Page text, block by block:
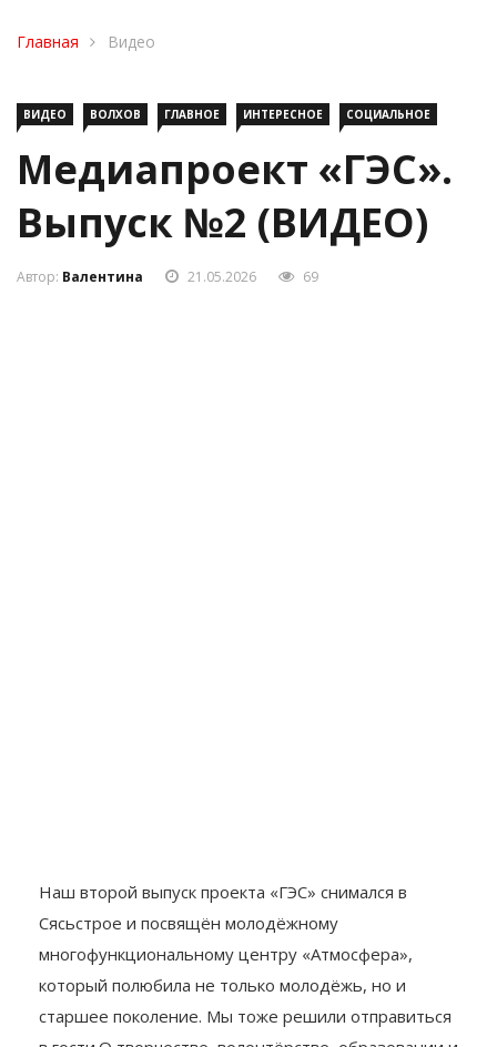
ВИДЕО ВОЛХОВ ГЛАВНОЕ ИНТЕРЕСНОЕ СОЦИАЛЬНОЕ
Медиапроект «ГЭС».
Выпуск №2 (ВИДЕО)
Наш второй выпуск проекта «ГЭС» снимался в
Сясьстрое и посвящён молодёжному
многофункциональному центру «Атмосфера»,
который полюбила не только молодёжь, но и